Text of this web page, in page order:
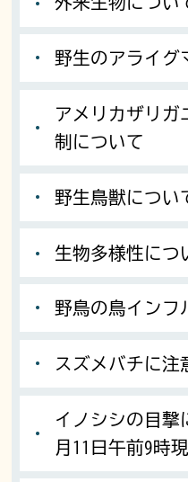
野生のアライグ
アメリカザリガ
制について
野生鳥獣につい
生物多様性につ
野鳥の鳥インフ
スズメバチに注
イノシシの目撃
月11日午前9時現